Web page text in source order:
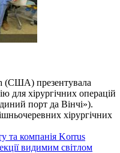
(США) презентувала
для хірургічних операцій
порт да Вінчі»).
хірургічних
та компанія Korrus
видимим світлом